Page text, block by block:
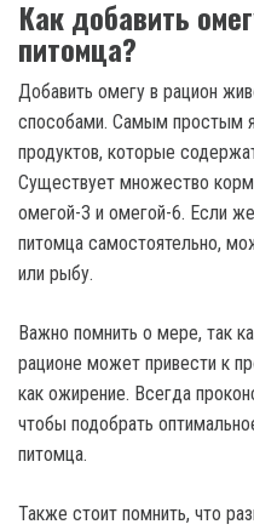
Как добавить
питомца?
Добавить омегу в рацион
способами. Самым простым
продуктов, которые
Существует множество
омегой-3 и омегой-6. Если
питомца самостоятельно,
или рыбу.
Важно помнить о мере, так
рационе может привести к
как ожирение. Всегда
чтобы подобрать
питомца.
Также стоит помнить, что